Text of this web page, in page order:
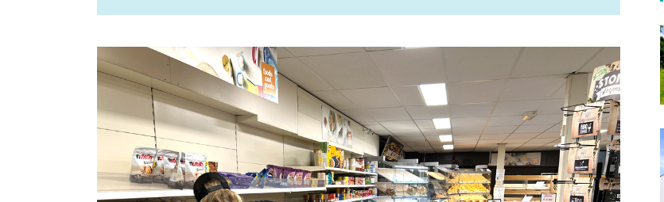
1. De bedden opmaken
2. Zwemspullen klaarzetten
3. Kleding bij elkaar scharrelen
4. Toilettassen inpakken
5. Zorgen voor een kratje met wat boodschappen